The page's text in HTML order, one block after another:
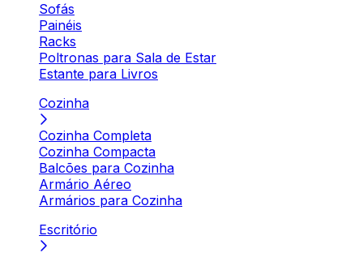
Sofás
Painéis
Racks
Poltronas para Sala de Estar
Estante para Livros
Cozinha
Cozinha Completa
Cozinha Compacta
Balcões para Cozinha
Armário Aéreo
Armários para Cozinha
Escritório